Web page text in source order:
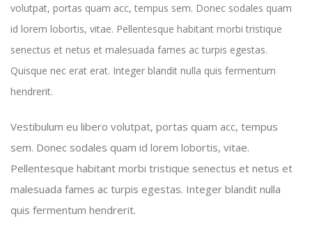
volutpat, portas quam acc, tempus sem. Donec sodales quam
id lorem lobortis, vitae. Pellentesque habitant morbi tristique
senectus et netus et malesuada fames ac turpis egestas.
Quisque nec erat erat. Integer blandit nulla quis fermentum
hendrerit.
Vestibulum eu libero volutpat, portas quam acc, tempus
sem. Donec sodales quam id lorem lobortis, vitae.
Pellentesque habitant morbi tristique senectus et netus et
malesuada fames ac turpis egestas. Integer blandit nulla
quis fermentum hendrerit.